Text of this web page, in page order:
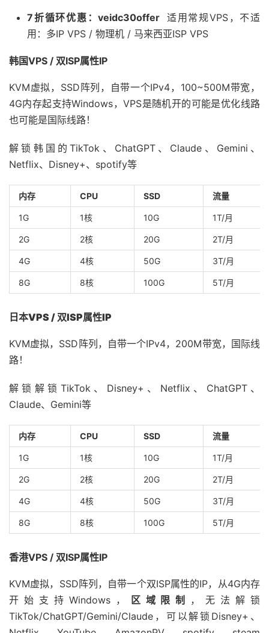
7折循环优惠：veidc30offer 适用常规VPS，不适
用：多IP VPS / 物理机 / 马来西亚ISP VPS
韩国VPS / 双ISP属性IP
KVM虚拟，SSD阵列，自带一个IPv4，100~500M带宽，
4G内存起支持Windows，VPS是随机开的可能是优化线路
也可能是国际线路！
解锁韩国的TikTok、ChatGPT、Claude、Gemini、
Netflix、Disney+、spotify等
内存 CPU SSD 流量
1G 1核 10G 1T/月
2G 2核 20G 2T/月
4G 4核 50G 3T/月
8G 8核 100G 5T/月
日本VPS / 双ISP属性IP
KVM虚拟，SSD阵列，自带一个IPv4，200M带宽，国际线
路！
解锁解锁TikTok、Disney+、Netflix、ChatGPT、
Claude、Gemini等
内存 CPU SSD 流量
1G 1核 10G 1T/月
2G 2核 20G 2T/月
4G 4核 50G 3T/月
8G 8核 100G 5T/月
香港VPS / 双ISP属性IP
KVM虚拟，SSD阵列，自带一个双ISP属性的IP，从4G内存
开始支持Windows，
区域限制 ，无法解锁
TikTok/ChatGPT/Gemini/Claude，可以解锁Disney+、